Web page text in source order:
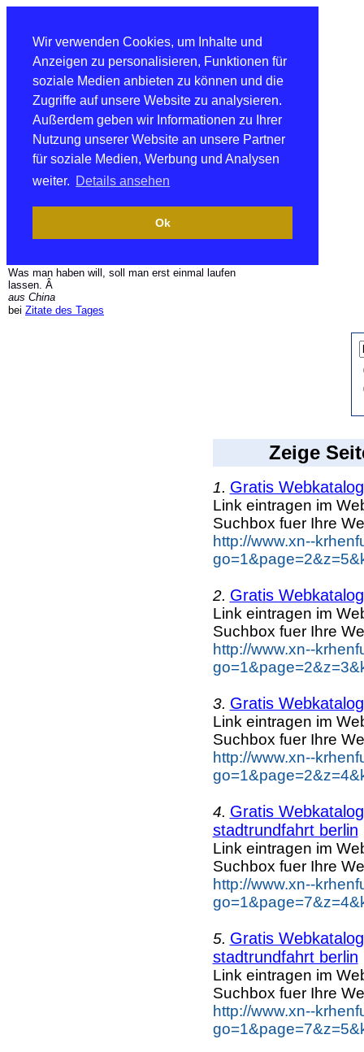
Wir verwenden Cookies, um Inhalte und
Anzeigen zu personalisieren, Funktionen für
soziale Medien anbieten zu können und die
Zugriffe auf unsere Website zu analysieren.
Außerdem geben wir Informationen zu Ihrer
Nutzung unserer Website an unsere Partner
für soziale Medien, Werbung und Analysen
weiter. Details ansehen
Ok
Was man haben will, soll man erst einmal laufen
lassen. Â
aus China
bei Zitate des Tages
Zeige
1. Gratis
Link eintragen im
Suchbox fuer Ihre
http://www.xn--
2. Gratis
Link eintragen im
Suchbox fuer Ihre
http://www.xn--
3. Gratis
Link eintragen im
Suchbox fuer Ihre
http://www.xn--
4. Gratis
stadtrundfahrt berlin
Link eintragen im
Suchbox fuer Ihre
http://www.xn--
5. Gratis
stadtrundfahrt berlin
Link eintragen im
Suchbox fuer Ihre
http://www.xn--